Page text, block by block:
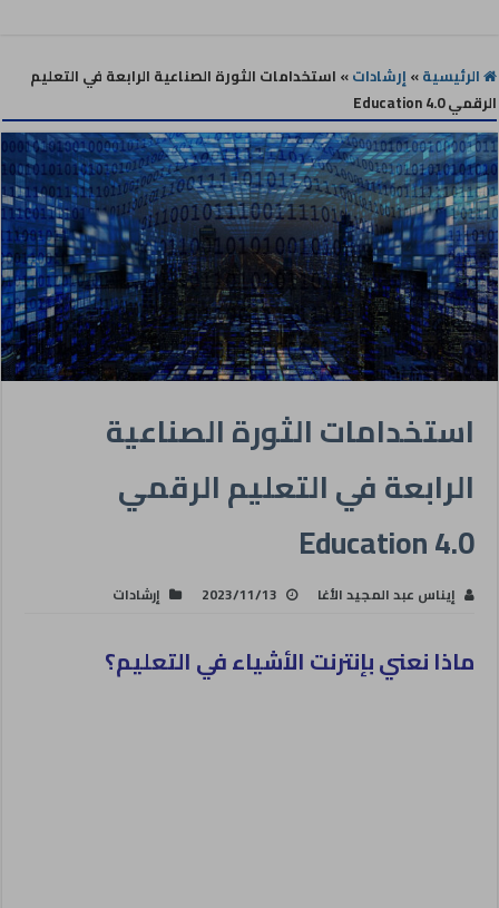
الرئيسية» إرشادات» استخدامات الثورة الصناعية الرابعة في التعليم
الرقمي Education 4.0
استخدامات الثورة الصناعية
الرابعة في التعليم الرقمي
Education 4.0
إيناس عبد المجيد الأغا 2023/11/13 إرشادات
ماذا نعني بإنترنت الأشياء في التعليم؟